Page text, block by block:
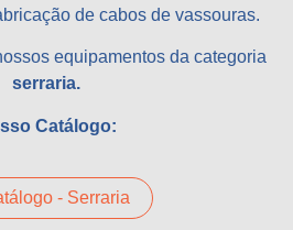
de cabos de vassouras.
equipamentos da categoria
serraria.
Catálogo:
- Serraria